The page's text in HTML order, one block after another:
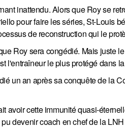
inattendu. Alors que Roy se
pour faire les séries, St-Louis
de reconstruction qui le
Roy sera congédié. Mais juste
l'entraîneur le plus protégé dans
un an après sa conquête de la
avoir cette immunité quasi-
devenir coach en chef de la